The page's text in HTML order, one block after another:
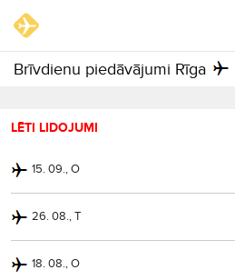
Brīvdienu piedāvājumi Rīga
LĒTI LIDOJUMI
15. 09., O
26. 08., T
18. 08., O